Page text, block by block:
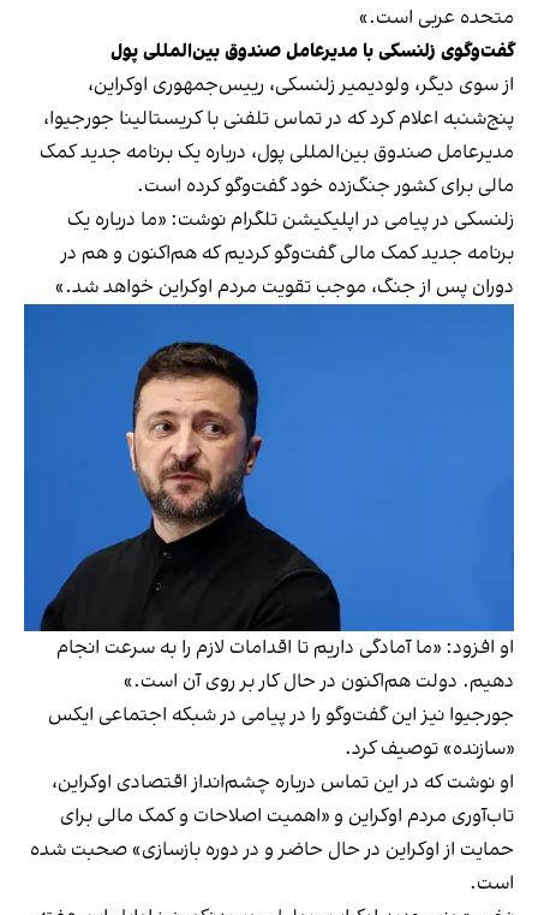
متحده عربی است.»
گفت‌وگوی زلنسکی با مدیرعامل صندوق بین‌المللی پول
از سوی دیگر، ولودیمیر زلنسکی، رییس‌جمهوری اوکراین،
پنج‌شنبه اعلام کرد که در تماس تلفنی با کریستالینا جورجیوا،
مدیرعامل صندوق بین‌المللی پول، درباره یک برنامه جدید کمک
مالی برای کشور جنگ‌زده خود گفت‌وگو کرده است.
زلنسکی در پیامی در اپلیکیشن تلگرام نوشت: «ما درباره یک
برنامه جدید کمک مالی گفت‌وگو کردیم که هم‌اکنون و هم در
دوران پس از جنگ، موجب تقویت مردم اوکراین خواهد شد.»
او افزود: «ما آمادگی داریم تا اقدامات لازم را به سرعت انجام
دهیم. دولت هم‌اکنون در حال کار بر روی آن است.»
جورجیوا نیز این گفت‌وگو را در پیامی در شبکه اجتماعی ایکس
«سازنده» توصیف کرد.
او نوشت که در این تماس درباره چشم‌انداز اقتصادی اوکراین،
تاب‌آوری مردم اوکراین و «اهمیت اصلاحات و کمک مالی برای
حمایت از اوکراین در حال حاضر و در دوره بازسازی» صحبت شده
است.